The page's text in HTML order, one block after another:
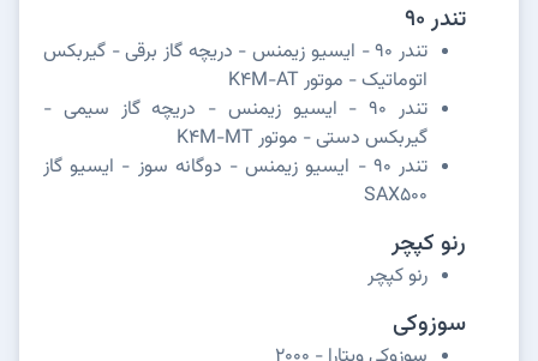
تندر 90
تندر 90 - ایسیو زیمنس - دریچه گاز برقی - گیربکس
اتوماتیک - موتور K4M-AT
تندر 90 - ایسیو زیمنس - دریچه گاز سیمی -
گیربکس دستی - موتور K4M-MT
تندر 90 - ایسیو زیمنس - دوگانه سوز - ایسیو گاز
SAX500
رنو کپچر
رنو کپچر
سوزوکی